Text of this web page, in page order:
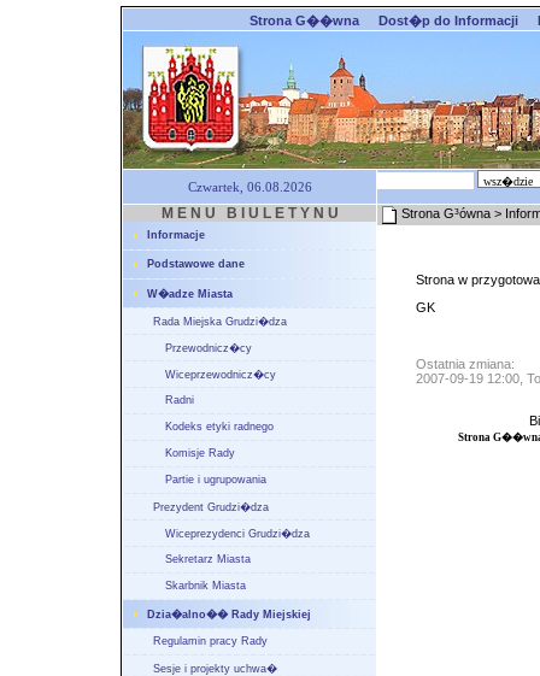
Strona G��wna Dost�p do Informacji
Czwartek, 06.08.2026
M E N U B I U L E T Y N U
Informacje
Podstawowe dane
W�adze Miasta
Rada Miejska Grudzi�dza
Przewodnicz�cy
Wiceprzewodnicz�cy
Radni
Kodeks etyki radnego
Komisje Rady
Partie i ugrupowania
Prezydent Grudzi�dza
Wiceprezydenci Grudzi�dza
Sekretarz Miasta
Skarbnik Miasta
Dzia�alno�� Rady Miejskiej
Regulamin pracy Rady
Sesje i projekty uchwa�
Strona G³ówna >
Strona w
GK
Ostatnia zmiana:
2007-09-19 12:00,
Strona